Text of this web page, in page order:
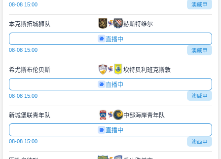
08-08 15:00 澳威甲
本克斯拓城狮队 赫斯特维尔
直播中
08-08 15:00 澳威甲
希尤斯布伦贝斯 坎特贝利班克斯敦
直播中
08-08 15:00 澳威甲
新城堡联青年队 中部海岸青年队
直播中
08-08 15:00 澳西甲